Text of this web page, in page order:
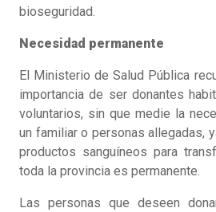
bioseguridad.
Necesidad permanente
El Ministerio de Salud Pública
importancia de ser donantes
voluntarios, sin que medie la
un familiar o personas allegadas,
productos sanguíneos para
toda la provincia es permanente.
Las personas que deseen